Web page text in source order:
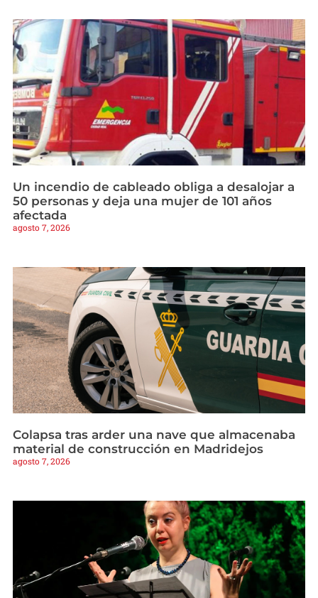
Un incendio de cableado obliga a desalojar a
50 personas y deja una mujer de 101 años
afectada
agosto 7, 2026
Colapsa tras arder una nave que almacenaba
material de construcción en Madridejos
agosto 7, 2026